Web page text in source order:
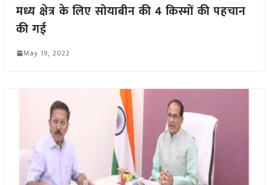
मध्य क्षेत्र के लिए सोयाबीन की 4 किस्मों की पहचान
की गई
May 19, 2022